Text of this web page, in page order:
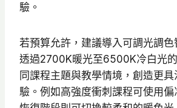
驗。
若預算允許，建議導入可調光調色
透過2700K暖光至6500K冷白光
同課程主題與教學情境，創造更
驗。例如高強度衝刺課程可使用